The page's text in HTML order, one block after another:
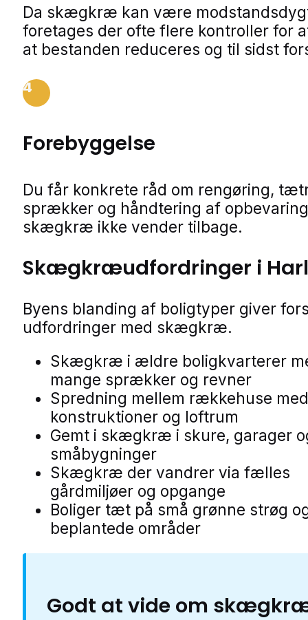
Da skægkræ kan være
foretages der ofte flere kontroller for
at bestanden reduceres og til sidst
4
Forebyggelse
Du får konkrete råd om rengøring,
sprækker og håndtering af
skægkræ ikke vender tilbage.
Skægkræudfordringer i
Byens blanding af boligtyper giver
udfordringer med skægkræ.
Skægkræ i ældre boligkvarterer
mange sprækker og revner
Spredning mellem rækkehuse
konstruktioner og loftrum
Gemt i skægkræ i skure, garager
småbygninger
Skægkræ der vandrer via fælles
gårdmiljøer og opgange
Boliger tæt på små grønne strøg
beplantede områder
Godt at vide om